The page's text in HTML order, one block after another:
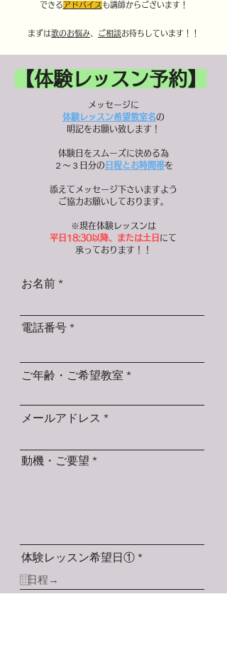
できるアドバイス も講師からございます！
​まずは歌のお悩み ご相談お待ちしています！！
【体験レッスン予約】
メッセージに
体験レッスン希望教室名の
明記をお願い致します！
体験日をスムーズに決める為
２〜３日分の日程とお時間帯を
添えてメッセージ下さいますよう
ご協力お願いしております。
※現在体験レッスンは
平日18:30以降、または土日 にて
​承っております！！
お名前
電話番号
ご年齢・ご希望教室
メールアドレス
動機・ご要望
体験レッスン希望日① *r
u